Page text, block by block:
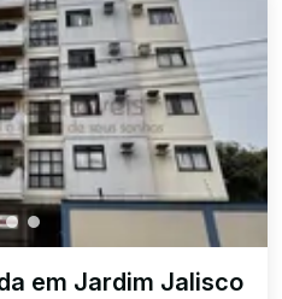
em Jardim Jalisco